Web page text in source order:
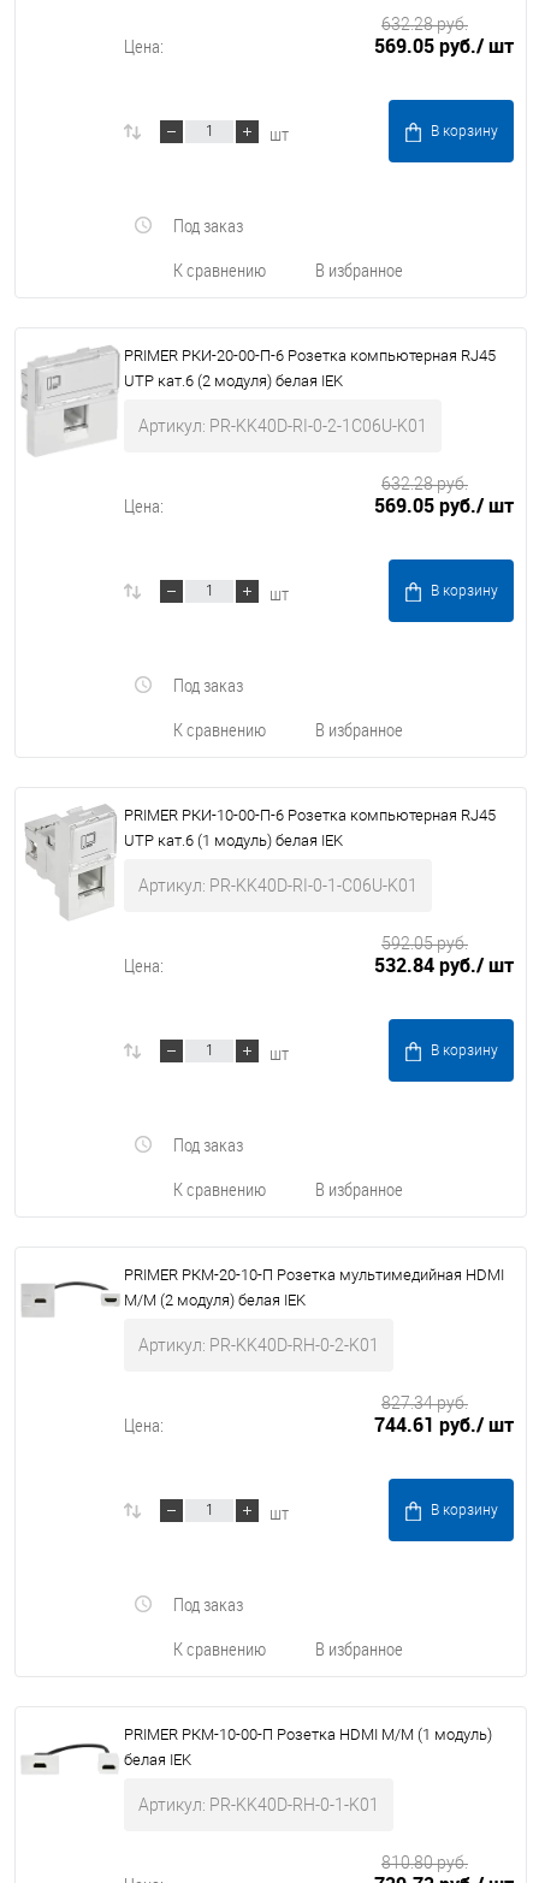
Цена: 569.05 руб./ шт
632.28 руб.
шт В корзину
К сравнению В избранное
Под заказ
PRIMER РКИ-20-00-П-6 Розетка компьютерная RJ45
UTP кат.6 (2 модуля) белая IEK
Артикул: PR-KK40D-RI-0-2-1C06U-K01
Цена: 569.05 руб./ шт
632.28 руб.
шт В корзину
К сравнению В избранное
Под заказ
PRIMER РКИ-10-00-П-6 Розетка компьютерная RJ45
UTP кат.6 (1 модуль) белая IEK
Артикул: PR-KK40D-RI-0-1-C06U-K01
Цена: 532.84 руб./ шт
592.05 руб.
шт В корзину
К сравнению В избранное
Под заказ
PRIMER РКМ-20-10-П Розетка мультимедийная HDMI
M/M (2 модуля) белая IEK
Артикул: PR-KK40D-RH-0-2-K01
Цена: 744.61 руб./ шт
827.34 руб.
шт В корзину
К сравнению В избранное
Под заказ
PRIMER РКМ-10-00-П Розетка HDMI M/M (1 модуль)
белая IEK
Артикул: PR-KK40D-RH-0-1-K01
810.80 руб.